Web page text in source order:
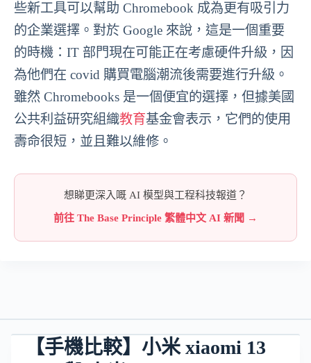
些新工具可以幫助 Chromebook 成為更有吸引力
的企業選擇。對於 Google 來說，這是一個重要
的時機：IT 部門現在可能正在考慮硬件升級，因
為他們在 covid 購買電腦潮流後需要進行升級。
雖然 Chromebooks 是一個便宜的選擇，但據美國
公共利益研究組織教育基金會表示，它們的使用
壽命很短，並且難以維修。
想睇更深入嘅 AI 模型與工程科技報道？
前往 The Base Principle 繁體中文 AI 新聞 →
【手機比較】小米 xiaomi 13